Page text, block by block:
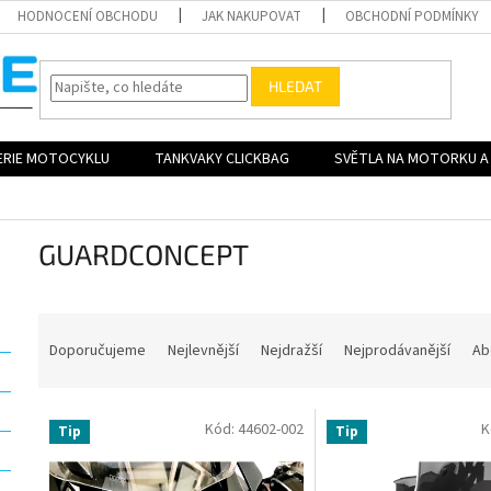
HODNOCENÍ OBCHODU JAK NAKUPOVAT OBCHODNÍ PODMÍNKY
HLEDAT
MOTOCYKLU TANKVAKY CLICKBAG SVĚTLA NA MOTORKU
GUARDCONCEPT
n
p
Doporučujeme Nejlevnější Nejdražší Nejprodávanější
V
p
Tip Kód: 44602-002 Tip